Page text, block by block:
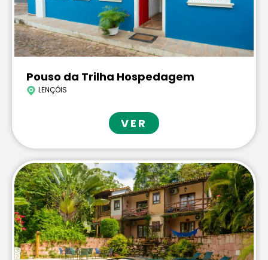
Pouso da Trilha Hospedagem
LENÇÓIS
VER